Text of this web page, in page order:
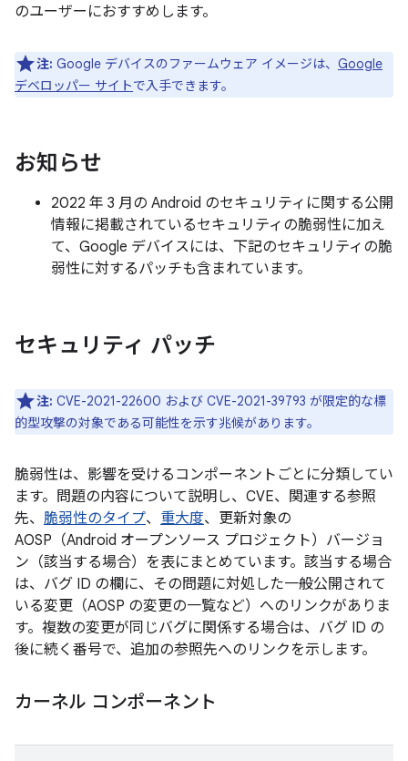
のユーザーにおすすめします。
注: Google デバイスのファームウェア イメージは、 Google
デベロッパー サイトで入手できます。
お知らせ
2022 年 3 月の Android のセキュリティに関する公開
情報に掲載されているセキュリティの脆弱性に加え
て、Google デバイスには、下記のセキュリティの脆
弱性に対するパッチも含まれています。
セキュリティ パッチ
注: CVE-2021-22600 および CVE-2021-39793 が限定的な標
的型攻撃の対象である可能性を示す兆候があります。
脆弱性は、影響を受けるコンポーネントごとに分類してい
ます。問題の内容について説明し、CVE、関連する参照
先、 脆弱性のタイプ、 重大度、更新対象の
AOSP（Android オープンソース プロジェクト）バージョ
ン（該当する場合）を表にまとめています。該当する場合
は、バグ ID の欄に、その問題に対処した一般公開されて
いる変更（AOSP の変更の一覧など）へのリンクがありま
す。複数の変更が同じバグに関係する場合は、バグ ID の
後に続く番号で、追加の参照先へのリンクを示します。
カーネル コンポーネント